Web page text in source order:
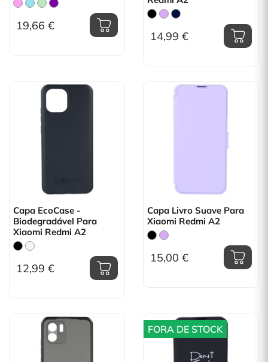
19,66 €
14,99 €
Capa EcoCase -
Biodegradável Para
Xiaomi Redmi A2
12,99 €
Capa Livro Suave Para
Xiaomi Redmi A2
15,00 €
FORA DE STOCK